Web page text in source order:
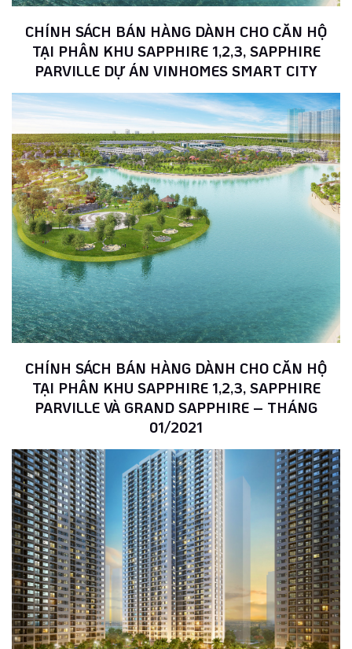
CHÍNH SÁCH BÁN HÀNG DÀNH CHO CĂN HỘ
TẠI PHÂN KHU SAPPHIRE 1,2,3, SAPPHIRE
PARVILLE DỰ ÁN VINHOMES SMART CITY
CHÍNH SÁCH BÁN HÀNG DÀNH CHO CĂN HỘ
TẠI PHÂN KHU SAPPHIRE 1,2,3, SAPPHIRE
PARVILLE VÀ GRAND SAPPHIRE – THÁNG
01/2021